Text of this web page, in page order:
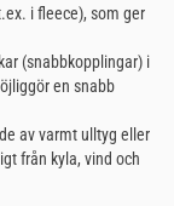
i fleece), som ger
(snabbkopplingar) i
en snabb
av varmt ulltyg eller
från kyla, vind och